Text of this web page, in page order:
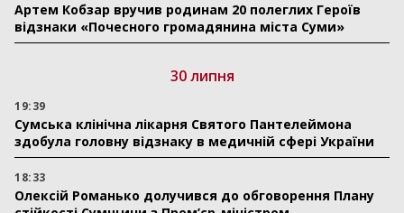
Артем Кобзар вручив родинам 20 полеглих Героїв
відзнаки «Почесного громадянина міста Суми»
30 липня
19:39
Сумська клінічна лікарня Святого Пантелеймона
здобула головну відзнаку в медичній сфері України
18:33
Олексій Романько долучився до обговорення Плану